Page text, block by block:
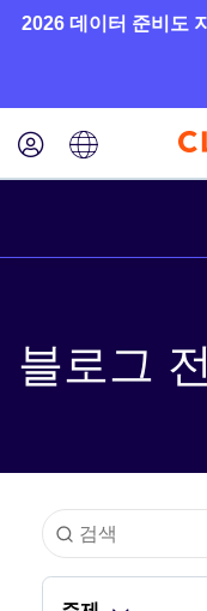
2026 데이터 준비도
비즈니스
산업
블로그